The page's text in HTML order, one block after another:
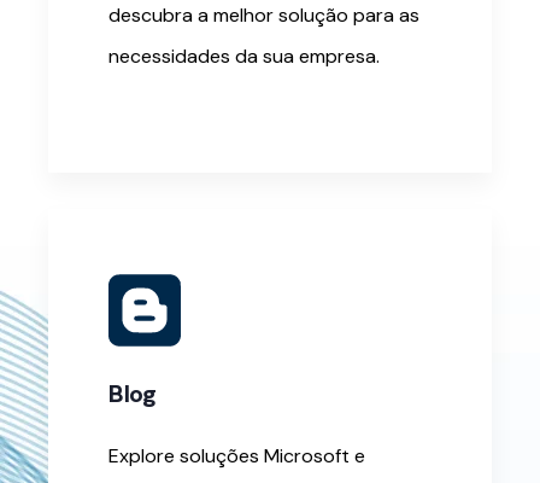
descubra a melhor solução para as
necessidades da sua empresa.
Blog
Explore soluções Microsoft e